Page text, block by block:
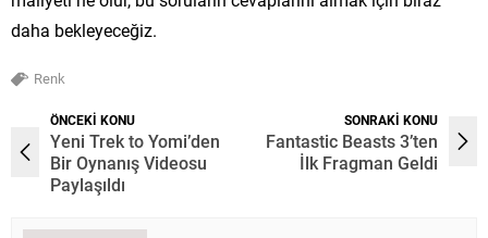
daha bekleyeceğiz.
Renk
ÖNCEKİ KONU
Yeni Trek to Yomi’den
Bir Oynanış Videosu
Paylaşıldı
SONRAKİ KONU
Fantastic Beasts 3’ten
İlk Fragman Geldi